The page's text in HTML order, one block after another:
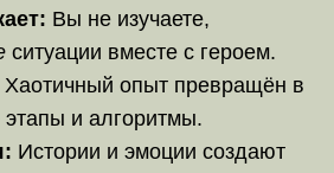
Вы не изучаете,
ситуации вместе с героем.
Хаотичный опыт превращён в
этапы и алгоритмы.
Истории и эмоции создают